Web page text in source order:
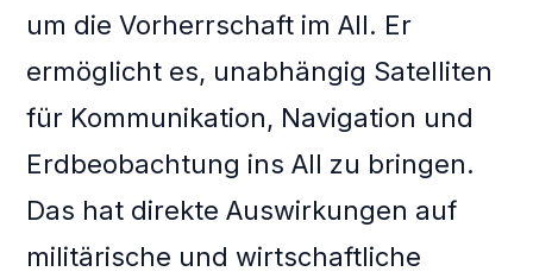
um die Vorherrschaft im All. Er
ermöglicht es, unabhängig Satelliten
für Kommunikation, Navigation und
Erdbeobachtung ins All zu bringen.
Das hat direkte Auswirkungen auf
militärische und wirtschaftliche